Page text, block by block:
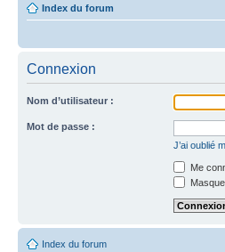
Index du forum
Connexion
Nom d’utilisateur :
Mot de passe :
J’ai oublié
Me
Index du forum